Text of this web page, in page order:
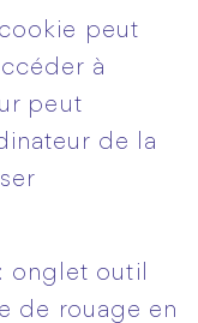
peut
à
peut
de la
onglet outil
de rouage en